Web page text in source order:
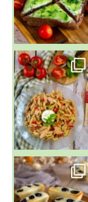
~ SALADE DE PÂTES AUX DEUX TOMATES THON ET BURRA
~ FINANCIERS MYRTILLES ET CITRON ~
Aujourd'hu